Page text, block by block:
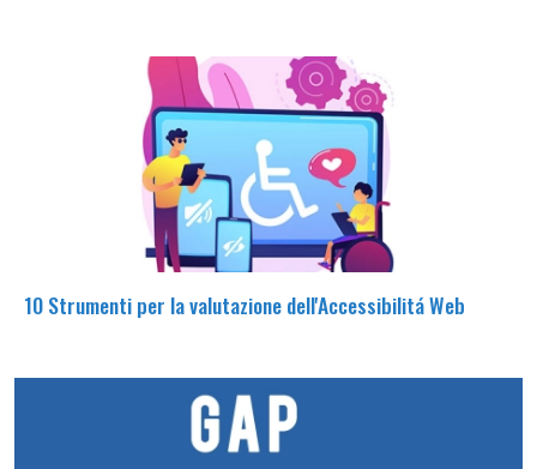
10 Strumenti per la valutazione dell'Accessibilitá Web